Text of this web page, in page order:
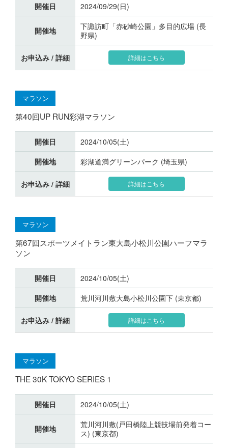
開催日 2024/09/29(日)
開催地
下諏訪町「赤砂崎公園」多目的広場 (長
野県)
お申込み / 詳細 詳細はこちら
マラソン
第40回UP RUN彩湖マラソン
開催日
2024/10/05(土)
開催地
彩湖道満グリーンパーク (埼玉県)
お申込み / 詳細 詳細はこちら
マラソン
第67回スポーツメイトラン東大島小松川公園ハーフマラ
ソン
開催日
2024/10/05(土)
開催地
荒川河川敷大島小松川公園下 (東京都)
お申込み / 詳細 詳細はこちら
マラソン
THE 30K TOKYO SERIES 1
開催日 2024/10/05(土)
開催地
荒川河川敷(戸田橋陸上競技場前発着コー
ス) (東京都)